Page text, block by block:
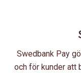
Swedbank Pay
och för kunder att